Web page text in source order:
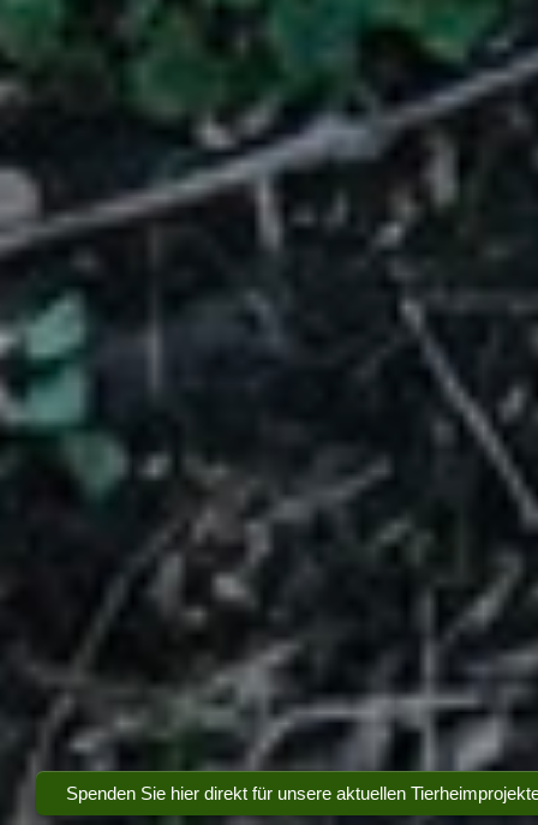
Spenden Sie hier direkt für unsere aktuellen